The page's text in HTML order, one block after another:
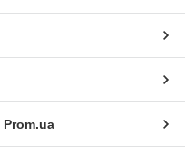
Prom.ua